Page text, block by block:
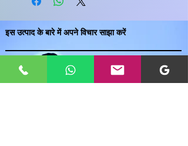
इस उत्पाद के बारे में अपने विचार साझा करें